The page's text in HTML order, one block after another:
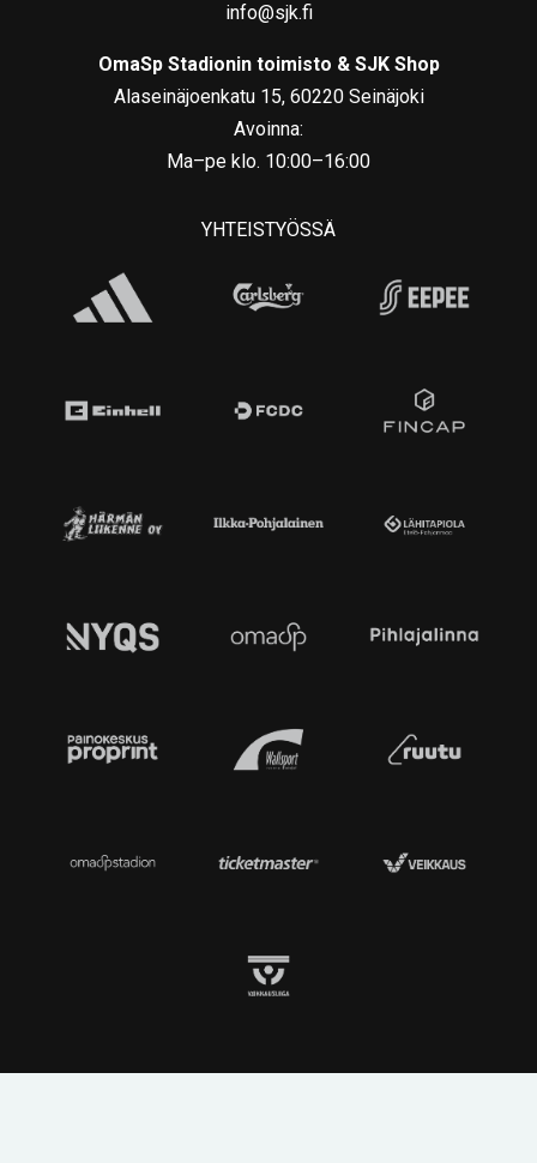
info@sjk.fi
OmaSp Stadionin toimisto & SJK Shop
Alaseinäjoenkatu 15, 60220 Seinäjoki
Avoinna:
Ma–pe klo. 10:00–16:00
YHTEISTYÖSSÄ